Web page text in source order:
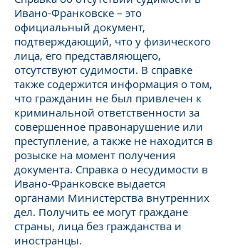
Ивано-Франковске – это
официальный документ,
подтверждающий, что у физического
лица, его представляющего,
отсутствуют судимости. В справке
также содержится информация о том,
что гражданин не был привлечен к
криминальной ответственности за
совершенное правонарушение или
преступление, а также не находится в
розыске на момент получения
документа. Справка о несудимости в
Ивано-Франковске выдается
органами Министерства внутренних
дел. Получить ее могут граждане
страны, лица без гражданства и
иностранцы.